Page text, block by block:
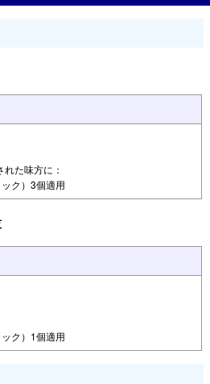
た味方に：
ク）3個適用
ク）1個適用